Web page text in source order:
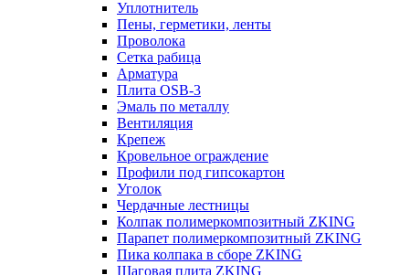
Уплотнитель
Пены, герметики, ленты
Проволока
Сетка рабица
Арматура
Плита OSB-3
Эмаль по металлу
Вентиляция
Крепеж
Кровельное ограждение
Профили под гипсокартон
Уголок
Чердачные лестницы
Колпак полимеркомпозитный ZKING
Парапет полимеркомпозитный ZKING
Пика колпака в сборе ZKING
Шаговая плита ZKING